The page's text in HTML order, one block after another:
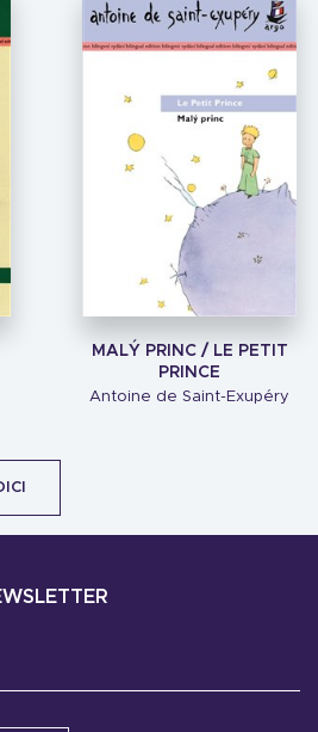
MALÝ PRINC / LE PETIT
PRINCE
Antoine de Saint-Exupéry